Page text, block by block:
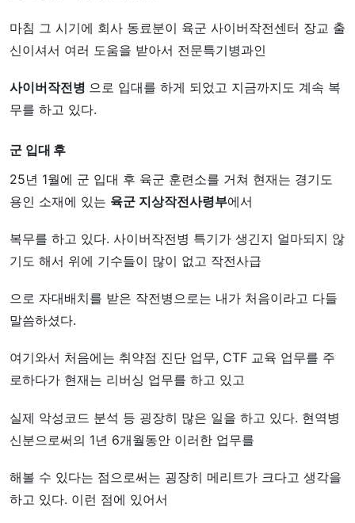
마침 그 시기에 회사 동료분이 육군 사이버작전센터 장교 출
신이셔서 여러 도움을 받아서 전문특기병과인
사이버작전병 으로 입대를 하게 되었고 지금까지도 계속 복
무를 하고 있다.
군 입대 후
25년 1월에 군 입대 후 육군 훈련소를 거쳐 현재는 경기도
용인 소재에 있는 육군 지상작전사령부에서
복무를 하고 있다. 사이버작전병 특기가 생긴지 얼마되지 않
기도 해서 위에 기수들이 많이 없고 작전사급
으로 자대배치를 받은 작전병으로는 내가 처음이라고 다들
말씀하셨다.
여기와서 처음에는 취약점 진단 업무, CTF 교육 업무를 주
로하다가 현재는 리버싱 업무를 하고 있고
실제 악성코드 분석 등 굉장히 많은 일을 하고 있다. 현역병
신분으로써의 1년 6개월동안 이러한 업무를
해볼 수 있다는 점으로써는 굉장히 메리트가 크다고 생각을
하고 있다. 이런 점에 있어서